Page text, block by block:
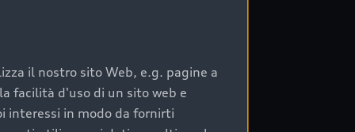
nel tempo;
il nostro sito Web, e.g. pagine a
facilità d'uso di un sito web e
interessi in modo da fornirti